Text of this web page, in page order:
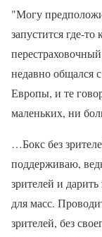
"Могу
запустится где-
недавно общался
Европы, и те
маленьких, ни
…Бокс без
поддерживаю,
зрителей и
для масс.
зрителей, без